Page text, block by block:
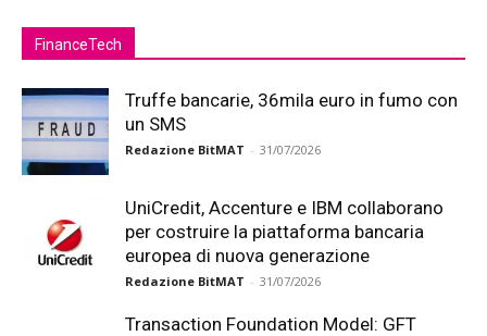
FinanceTech
Truffe bancarie, 36mila euro in fumo con
un SMS
Redazione BitMAT - 31/07/2026
UniCredit, Accenture e IBM collaborano
per costruire la piattaforma bancaria
europea di nuova generazione
Redazione BitMAT - 31/07/2026
Transaction Foundation Model: GFT